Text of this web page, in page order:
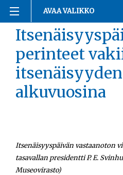
Siirry
sisältöön
AVAA VALIKKO
1863-
1921-
perinteet
itsenäisyyden
alkuvuosina
Itsenäisyyspäivän vastaanoton
tasavallan presidentti P. E.
Museovirasto)